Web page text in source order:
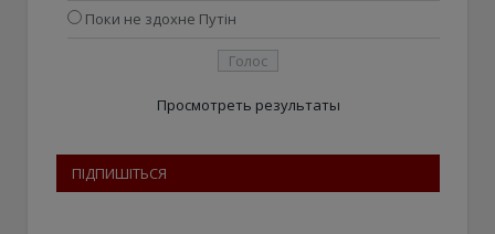
Поки не здохне Путін
Просмотреть результаты
ПІДПИШІТЬСЯ